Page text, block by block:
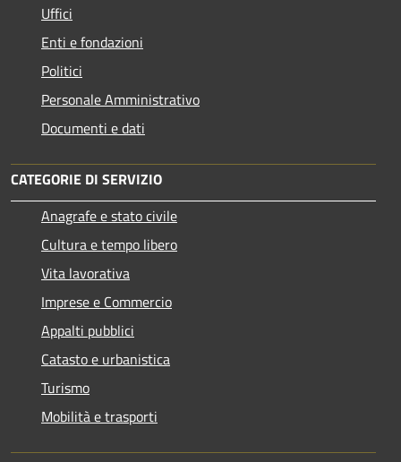
Uffici
Enti e fondazioni
Politici
Personale Amministrativo
Documenti e dati
CATEGORIE DI SERVIZIO
Anagrafe e stato civile
Cultura e tempo libero
Vita lavorativa
Imprese e Commercio
Appalti pubblici
Catasto e urbanistica
Turismo
Mobilità e trasporti